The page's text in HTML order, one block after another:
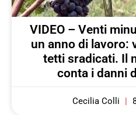
VIDEO – Venti
un anno di lavoro:
tetti sradicati. Il
conta i danni
Cecilia Colli